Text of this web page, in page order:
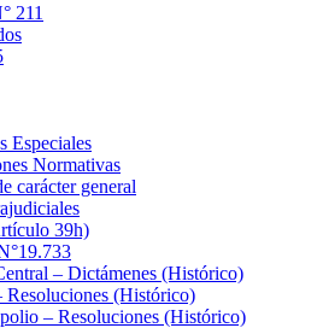
211
Especiales
Normativas
carácter general
39h)
– Dictámenes (Histórico)
Resoluciones (Histórico)
– Resoluciones (Histórico)